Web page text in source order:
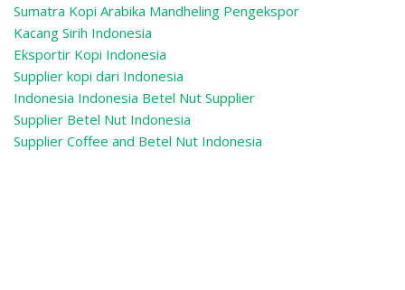
Sumatra Kopi Arabika Mandheling Pengekspor
Kacang Sirih Indonesia
Eksportir Kopi Indonesia
Supplier kopi dari Indonesia
Indonesia Indonesia Betel Nut Supplier
Supplier Betel Nut Indonesia
Supplier Coffee and Betel Nut Indonesia